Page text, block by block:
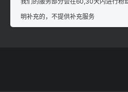
明补充的，不提供补充服务